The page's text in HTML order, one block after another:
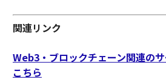
関連リンク
Web3・ブロックチェーン関連の
こちら